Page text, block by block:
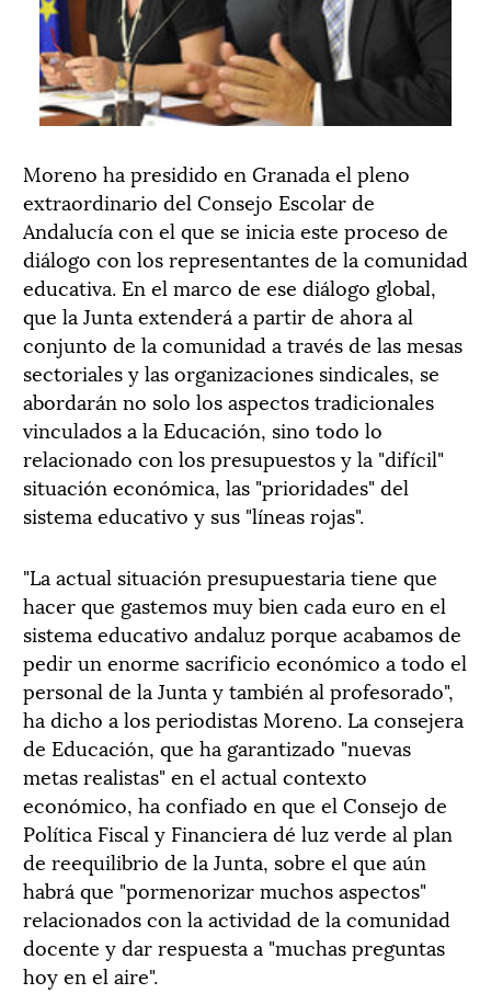
Moreno ha presidido en Granada el pleno
extraordinario del Consejo Escolar de
Andalucía con el que se inicia este proceso de
diálogo con los representantes de la comunidad
educativa. En el marco de ese diálogo global,
que la Junta extenderá a partir de ahora al
conjunto de la comunidad a través de las mesas
sectoriales y las organizaciones sindicales, se
abordarán no solo los aspectos tradicionales
vinculados a la Educación, sino todo lo
relacionado con los presupuestos y la "difícil"
situación económica, las "prioridades" del
sistema educativo y sus "líneas rojas".
"La actual situación presupuestaria tiene que
hacer que gastemos muy bien cada euro en el
sistema educativo andaluz porque acabamos de
pedir un enorme sacrificio económico a todo el
personal de la Junta y también al profesorado",
ha dicho a los periodistas Moreno. La consejera
de Educación, que ha garantizado "nuevas
metas realistas" en el actual contexto
económico, ha confiado en que el Consejo de
Política Fiscal y Financiera dé luz verde al plan
de reequilibrio de la Junta, sobre el que aún
habrá que "pormenorizar muchos aspectos"
relacionados con la actividad de la comunidad
docente y dar respuesta a "muchas preguntas
hoy en el aire".